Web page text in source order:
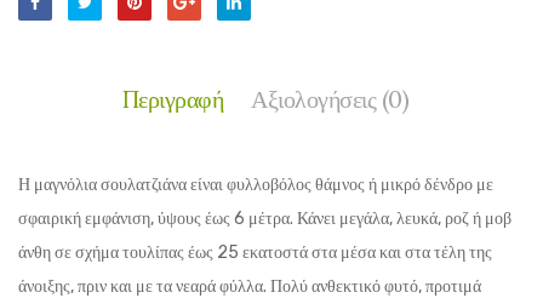
Περιγραφή Αξιολογήσεις (0)
Η μαγνόλια σουλατζιάνα είναι φυλλοβόλος θάμνος ή μικρό δένδρο με
σφαιρική εμφάνιση, ύψους έως 6 μέτρα. Κάνει μεγάλα, λευκά, ροζ ή μοβ
άνθη σε σχήμα τουλίπας έως 25 εκατοστά στα μέσα και στα τέλη της
άνοιξης, πριν και με τα νεαρά φύλλα. Πολύ ανθεκτικό φυτό, προτιμά